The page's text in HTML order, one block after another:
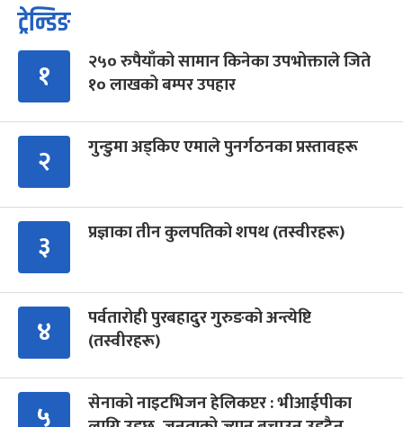
ट्रेन्डिङ
१
२५० रुपैयाँको सामान किनेका उपभोक्ताले जिते
१० लाखको बम्पर उपहार
२ गुन्डुमा अड्किए एमाले पुनर्गठनका प्रस्तावहरू
३ प्रज्ञाका तीन कुलपतिको शपथ (तस्वीरहरू)
४
पर्वतारोही पुरबहादुर गुरुङको अन्त्येष्टि
(तस्वीरहरू)
५
सेनाको नाइटभिजन हेलिकप्टर : भीआईपीका